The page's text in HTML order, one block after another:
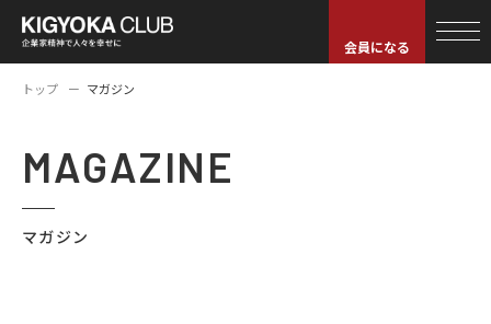
会員になる
トップ マガジン
MAGAZINE
マガジン